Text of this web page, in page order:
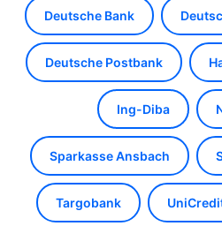
Deutsche Bank
Deutsche Postbank
Ing-Diba
Sparkasse Ansbach
Targobank